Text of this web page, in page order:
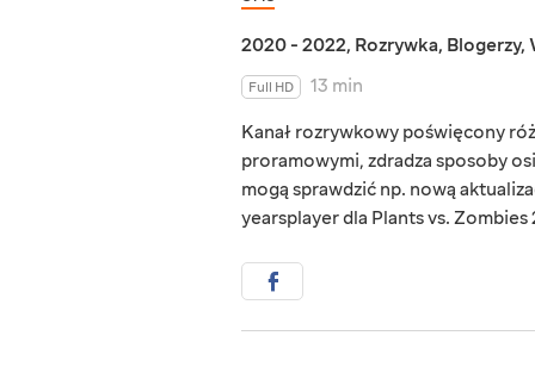
2020 - 2022, Rozrywka, Blogerzy,
Full HD
13 min
Kanał rozrywkowy poświęcony
proramowymi, zdradza sposoby
mogą sprawdzić np. nową
yearsplayer dla Plants vs. Zombies